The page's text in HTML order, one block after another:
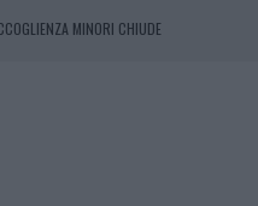
MINORI CHIUDE